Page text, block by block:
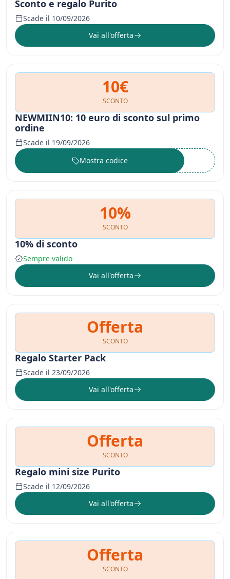
Sconto e regalo Purito
Scade il 10/09/2026
Vai all'offerta
10€
SCONTO
NEWMIIN10: 10 euro di sconto sul primo
ordine
Scade il 19/09/2026
••••••
Mostra codice
10%
SCONTO
10% di sconto
Sempre valido
Vai all'offerta
Offerta
SCONTO
Regalo Starter Pack
Scade il 23/09/2026
Vai all'offerta
Offerta
SCONTO
Regalo mini size Purito
Scade il 12/09/2026
Vai all'offerta
Offerta
SCONTO